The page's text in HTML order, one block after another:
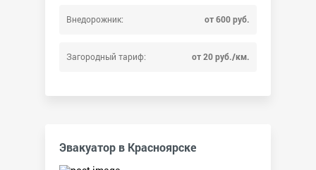
Внедорожник: от 600 руб.
Загородный тариф: от 20 руб./км.
Эвакуатор в Красноярске